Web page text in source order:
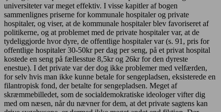
universiteter var meget effektiv. I visse kapitler af bogen
sammenlignes priserne for kommunale hospitaler og private
hospitaler, og viser, at de kommunale hospitaler blev favoriseret af
politikerne, og at problemet med de private hospitaler var, at de
tydeliggjorde hvor dyre, de offentlige hospitaler var (s. 91, pris for
offentlige hospitaler 30-50kr per dag per seng, på et privat hospital
kostede en seng på fællesstue 8,5kr og 26kr for den dyreste
enestue). I det private var der dog ikke problemer med velfærden,
for selv hvis man ikke kunne betale for sengepladsen, eksisterede en
filantropisk fond, der betalte for sengepladsen. Meget af
skræmmebilledet, som de socialdemokratiske ideologer vifter dig
med om næsen, når du nævner for dem, at det private sagtens kan